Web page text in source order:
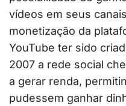
vídeos em seus
monetização da
YouTube ter sido
2007 a rede social
a gerar renda,
pudessem ganhar